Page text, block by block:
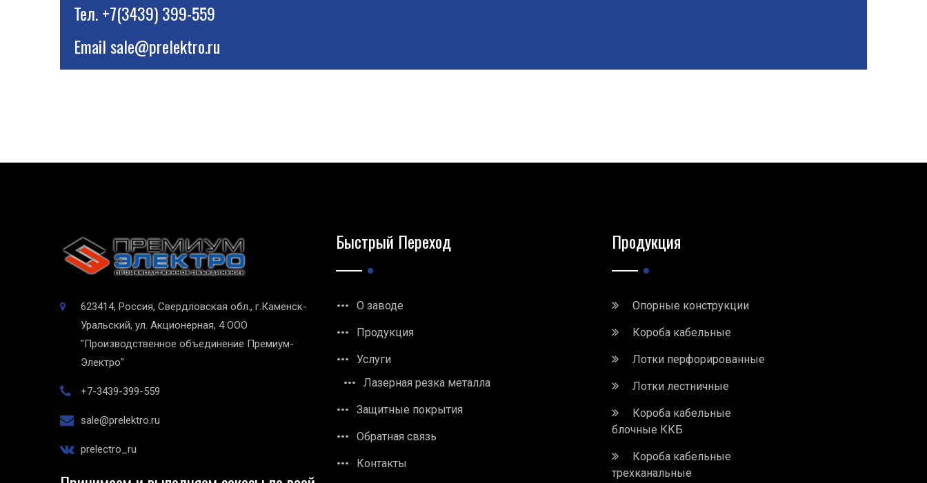
Тел.+7(3439) 399-559
Emailsale@prelektro.ru
623414, Россия, Свердловская обл., г.Каменск-
Уральский, ул. Акционерная, 4 ООО
"Производственное объединение Премиум-
Электро"
+7-3439-399-559
sale@prelektro.ru
prelectro_ru
Быстрый Переход
О заводе
Продукция
Услуги
Лазерная резка металла
Защитные покрытия
Обратная связь
Контакты
Продукция
Опорные конструкции
Короба кабельные
Лотки перфорированные
Лотки лестничные
Короба кабельные
блочные ККБ
Короба кабельные
трехканальные